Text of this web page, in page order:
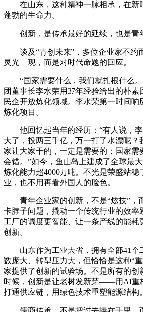
在山东，这种精神一脉相承，在新
蓬勃的生命力。
创新，是传承最好的延续，也是青
谈及“青创未来”，多位企业家不约
灵光一现，而是对时代命题的回应。
“国家需要什么，我们就扎根什么。
团董事长李水荣用37年经验给出的朴素
民企开放炼化领域。李水荣第一时间响
炼化项目。
他回忆起当年的经历：“有人说，李
大了，投两三千亿，万一打了水漂呢？
家让大家干的，一定是需要的；国家需
会错。”如今，鱼山岛上建成了全球最
炼化能力超4000万吨。不光是荣盛站稳
业，也不用再看外国人的脸色。
青年企业家的创新，不是“炫技”，
卡脖子问题，撬动一个传统行业的效率
工厂的调度更智能、让一条产线的能耗
创新。
山东作为工业大省，拥有全部41个
数庞大、转型压力大，但恰恰是这种“
家提供了创新的试验场。不是所有的创
时候，创新是让老树发新芽——用AI重
打通供应链，用绿色技术重塑能源结构。